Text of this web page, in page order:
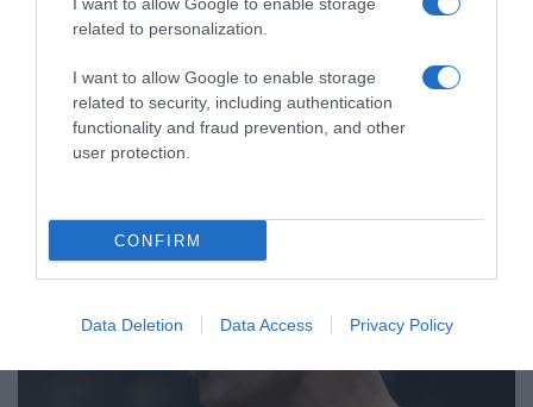
related to personalization.
I want to allow Google to enable storage
related to security, including authentication
functionality and fraud prevention, and other
user protection.
CONFIRM
Data Deletion Data Access Privacy Policy
Οφρυδόπουλο στην τεχνική ηγεσία
01.03.2022 - 18:04